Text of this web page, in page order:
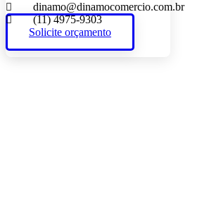
dinamo@dinamocomercio.com.br
(11) 4975-9303
Solicite orçamento